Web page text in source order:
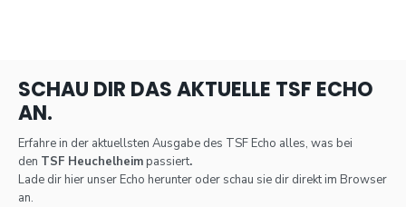
SCHAU DIR DAS AKTUELLE TSF ECHO
AN.
Erfahre in der aktuellsten Ausgabe des TSF Echo alles, was bei
den TSF Heuchelheim passiert.
Lade dir hier unser Echo herunter oder schau sie dir direkt im Browser
an.